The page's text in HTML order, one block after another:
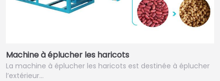
Machine à éplucher les haricots
La machine à éplucher les haricots est destinée à éplucher
l’extérieur…